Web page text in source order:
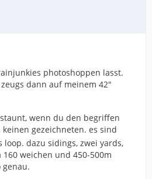
photoshoppen lasst.
dann auf meinem 42"
wenn du den begriffen
keinen gezeichneten. es sind
dazu sidings, zwei yards,
weichen und 450-500m
genau.